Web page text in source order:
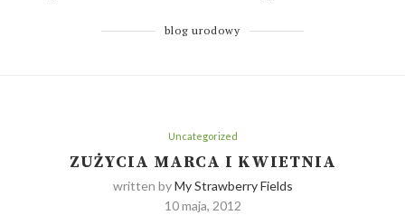
blog urodowy
Uncategorized
ZUŻYCIA MARCA I KWIETNIA
written byMy Strawberry Fields
10 maja, 2012